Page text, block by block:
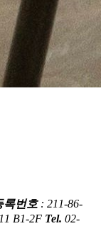
록번호: 211-86-
B1-2F Tel. 02-